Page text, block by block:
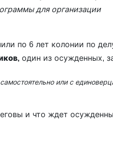
для организации
по 6 лет колонии по
один из осужденных,
или с
и что ждет